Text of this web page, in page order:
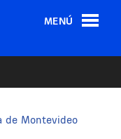
MENÚ
de Montevideo